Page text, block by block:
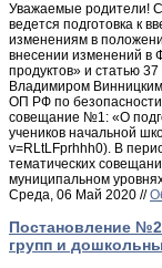
Уважаемые родители!
ведется подготовка к
изменениям в
внесении изменений в
продуктов» и статью
Владимиром
ОП РФ по
совещание №1: «О
учеников начальной
v=RLtLFprhhh0). В
тематических
муниципальном
Среда, 06 Май 2020 //
Постановление
групп и